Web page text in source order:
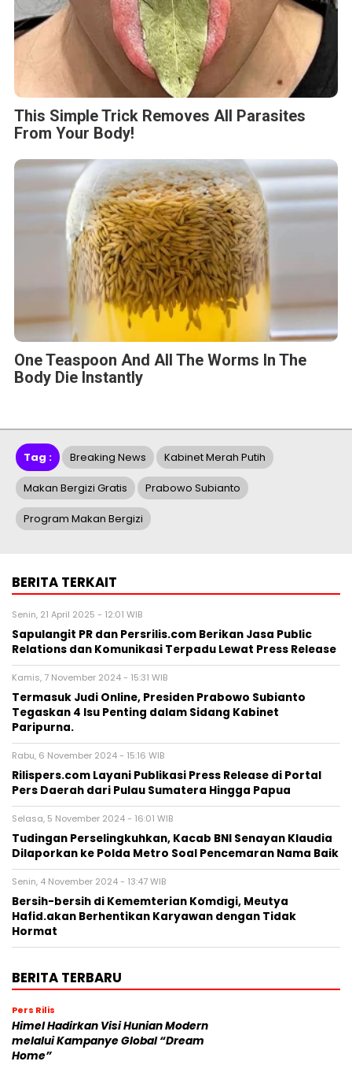
This Simple Trick Removes All Parasites
From Your Body!
One Teaspoon And All The Worms In The
Body Die Instantly
Tag : Breaking News Kabinet Merah Putih
Makan Bergizi Gratis Prabowo Subianto
Program Makan Bergizi
BERITA TERKAIT
Senin, 21 April 2025 - 12:01 WIB
Sapulangit PR dan Persrilis.com Berikan Jasa Public
Relations dan Komunikasi Terpadu Lewat Press Release
Kamis, 7 November 2024 - 15:31 WIB
Termasuk Judi Online, Presiden Prabowo Subianto
Tegaskan 4 Isu Penting dalam Sidang Kabinet
Paripurna.
Rabu, 6 November 2024 - 15:16 WIB
Rilispers.com Layani Publikasi Press Release di Portal
Pers Daerah dari Pulau Sumatera Hingga Papua
Selasa, 5 November 2024 - 16:01 WIB
Tudingan Perselingkuhkan, Kacab BNI Senayan Klaudia
Dilaporkan ke Polda Metro Soal Pencemaran Nama Baik
Senin, 4 November 2024 - 13:47 WIB
Bersih-bersih di Kememterian Komdigi, Meutya
Hafid.akan Berhentikan Karyawan dengan Tidak
Hormat
BERITA TERBARU
Pers Rilis
Himel Hadirkan Visi Hunian Modern
melalui Kampanye Global “Dream
Home”